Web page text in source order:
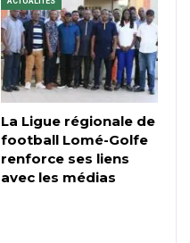
La Ligue régionale de
football Lomé-Golfe
renforce ses liens
avec les médias